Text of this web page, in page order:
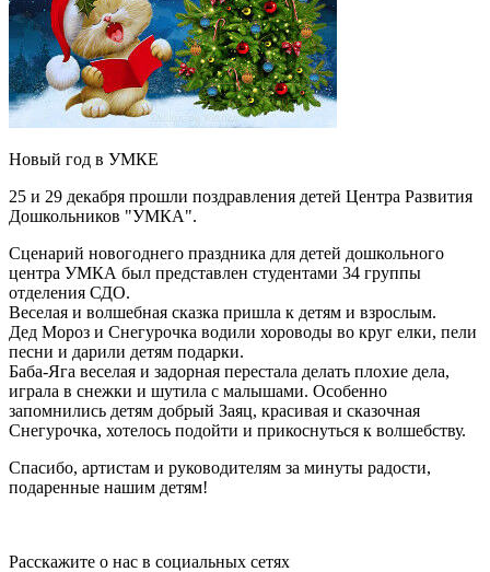
Новый год в УМКЕ
25 и 29 декабря прошли поздравления детей Центра Развития
Дошкольников "УМКА".
Сценарий новогоднего праздника для детей дошкольного
центра УМКА был представлен студентами 34 группы
отделения СДО.
Веселая и волшебная сказка пришла к детям и взрослым.
Дед Мороз и Снегурочка водили хороводы во круг елки, пели
песни и дарили детям подарки.
Баба-Яга веселая и задорная перестала делать плохие дела,
играла в снежки и шутила с малышами. Особенно
запомнились детям добрый Заяц, красивая и сказочная
Снегурочка, хотелось подойти и прикоснуться к волшебству.
Спасибо, артистам и руководителям за минуты радости,
подаренные нашим детям!
Расскажите о нас в социальных сетях